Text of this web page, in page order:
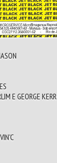
E GEORGE KERR